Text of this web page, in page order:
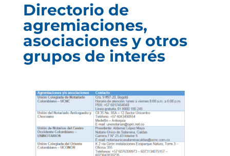
Directorio de
agremiaciones,
asociaciones y otros
grupos de interés